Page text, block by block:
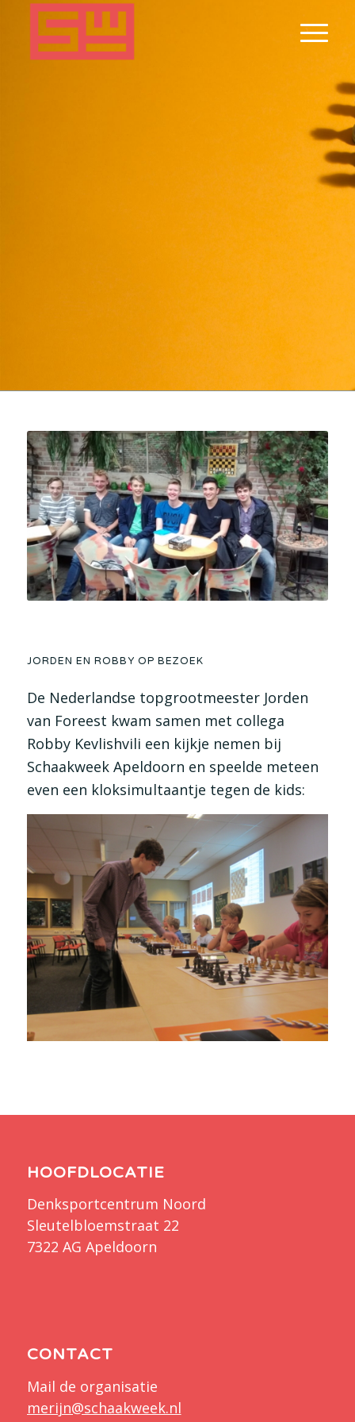
JORDEN EN ROBBY OP BEZOEK
De Nederlandse topgrootmeester Jorden
van Foreest kwam samen met collega
Robby Kevlishvili een kijkje nemen bij
Schaakweek Apeldoorn en speelde meteen
even een kloksimultaantje tegen de kids:
HOOFDLOCATIE
Denksportcentrum Noord
Sleutelbloemstraat 22
7322 AG Apeldoorn
CONTACT
Mail de organisatie
merijn@schaakweek.nl